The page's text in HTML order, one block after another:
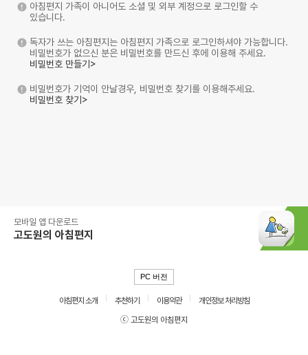
아침편지 가족이 아니어도 소셜 및 외부 계정으로 로그인할 수
있습니다.
독자가 쓰는 아침편지는 아침편지 가족으로 로그인하셔야 가능합니다.
비밀번호가 없으신 분은 비밀번호를 만드신 후에 이용해 주세요.
비밀번호 만들기>
비밀번호가 기억이 안날경우, 비밀번호 찾기를 이용해주세요.
비밀번호 찾기>
모바일 앱 다운로드
고도원의 아침편지
PC 버전
아침편지 소개 추천하기 이용약관
개인정보 처리방침
ⓒ 고도원의 아침편지